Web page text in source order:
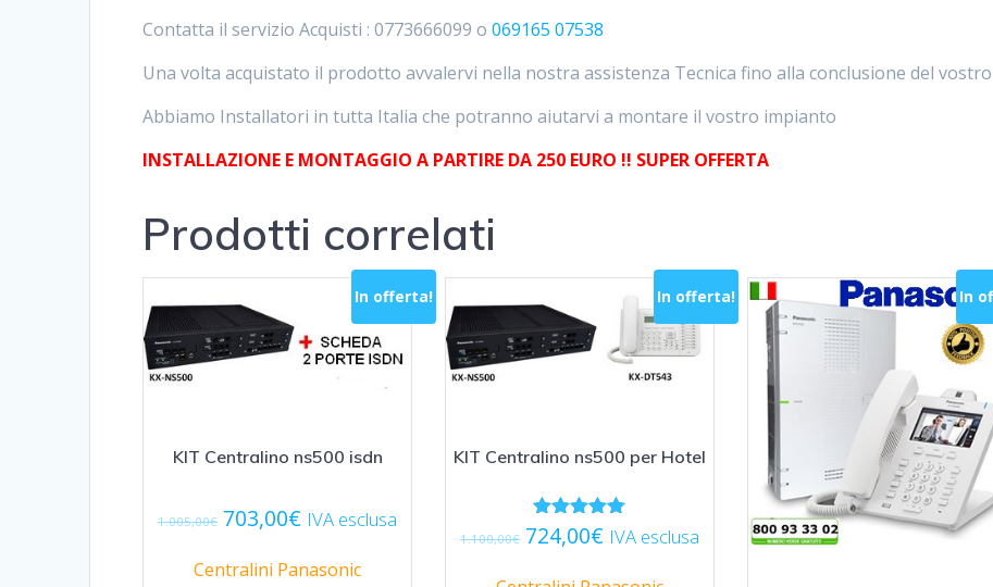
Contatta il servizio Acquisti : 0773666099 o069165 07538
Una volta acquistato il prodotto avvalervi nella nostra assistenza Tecnica fino alla conclusione del
Abbiamo Installatori in tutta Italia che potranno aiutarvi a montare il vostro impianto
INSTALLAZIONE E MONTAGGIO A PARTIRE DA 250 EURO !! SUPER OFFERTA
Prodotti correlati
In offerta!
KIT Centralino ns500 isdn
1.005,00€ Il
originale
703,00€ Il
attuale
IVA esclusa
Centralini Panasonic
In offerta!
KIT Centralino ns500 per Hotel
Valutato
5.00
1.100,00€ Il
724,00€ IlIVA esclusa
In